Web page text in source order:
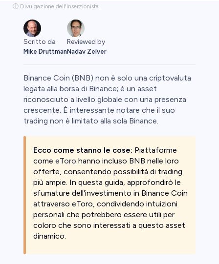
ⓘ Divulgazione dell'inserzionista
Scritto da
Mike Druttman
Reviewed by
Nadav Zelver
Binance Coin (BNB) non è solo una criptovaluta
legata alla borsa di Binance; è un asset
riconosciuto a livello globale con una presenza
crescente. È interessante notare che il suo
trading non è limitato alla sola Binance.
Ecco come stanno le cose: Piattaforme
come eToro hanno incluso BNB nelle loro
offerte, consentendo possibilità di trading
più ampie. In questa guida, approfondirò le
sfumature dell'investimento in Binance Coin
attraverso eToro, condividendo intuizioni
personali che potrebbero essere utili per
coloro che sono interessati a questo asset
dinamico.